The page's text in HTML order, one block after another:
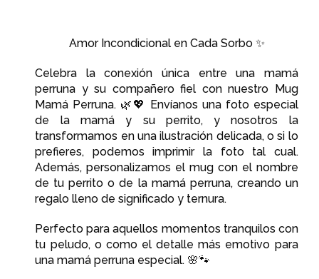
Amor Incondicional en Cada Sorbo ✨
Celebra la conexión única entre una mamá
perruna y su compañero fiel con nuestro Mug
Mamá Perruna. 🌿💖 Envíanos una foto especial
de la mamá y su perrito, y nosotros la
transformamos en una ilustración delicada, o si lo
prefieres, podemos imprimir la foto tal cual.
Además, personalizamos el mug con el nombre
de tu perrito o de la mamá perruna, creando un
regalo lleno de significado y ternura.
Perfecto para aquellos momentos tranquilos con
tu peludo, o como el detalle más emotivo para
una mamá perruna especial. 🌸🐾